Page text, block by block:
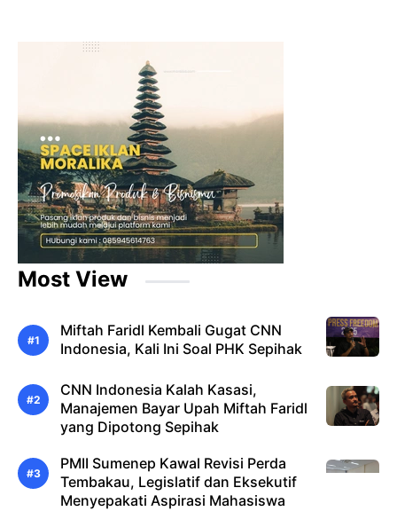
Most View
Miftah Faridl Kembali Gugat CNN
Indonesia, Kali Ini Soal PHK Sepihak
CNN Indonesia Kalah Kasasi,
Manajemen Bayar Upah Miftah Faridl
yang Dipotong Sepihak
PMII Sumenep Kawal Revisi Perda
Tembakau, Legislatif dan Eksekutif
Menyepakati Aspirasi Mahasiswa